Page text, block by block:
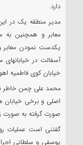
دارد.
مدیر منطقه یک در
معابر و همچنین به
یکدست نمودن معابر
آسفالت در
خیابان کوی فاطمیه
محمد علی چمن خاطر
اصلی و برخی خیابان
صورت گرفته به صورت
گفتنی است عملیات
یوسفی و سلطانی